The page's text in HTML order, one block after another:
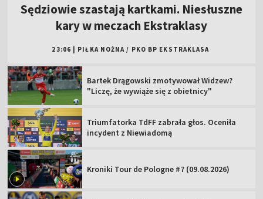
Sędziowie szastają kartkami. Niesłuszne
kary w meczach Ekstraklasy
23:06 PIŁKA NOŻNA / PKO BP EKSTRAKLASA
Bartek Drągowski zmotywował Widzew?
"Liczę, że wywiąże się z obietnicy"
Triumfatorka TdFF zabrała głos. Oceniła
incydent z Niewiadomą
Kroniki Tour de Pologne #7 (09.08.2026)